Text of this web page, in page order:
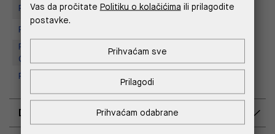
Replay Store, Joker Centar
Replay store, Tower Centar
Replay Outlet Store, Designer
Outlet Croatia
Replay Outlet Store, Split
DOSTAVA
Vas da pročitate Politiku o kolačićima ili prilagodite
postavke.
Prihvaćam odabrane
Prilagodi
Prihvaćam sve